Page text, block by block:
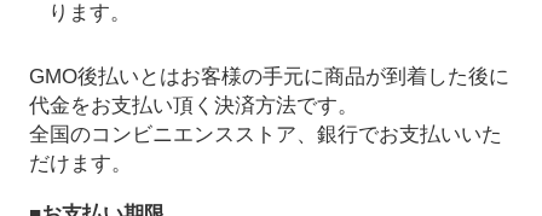
ります。
GMO後払いとはお客様の手元に商品が到着した後に
代金をお支払い頂く決済方法です。
全国のコンビニエンスストア、銀行でお支払いいた
だけます。